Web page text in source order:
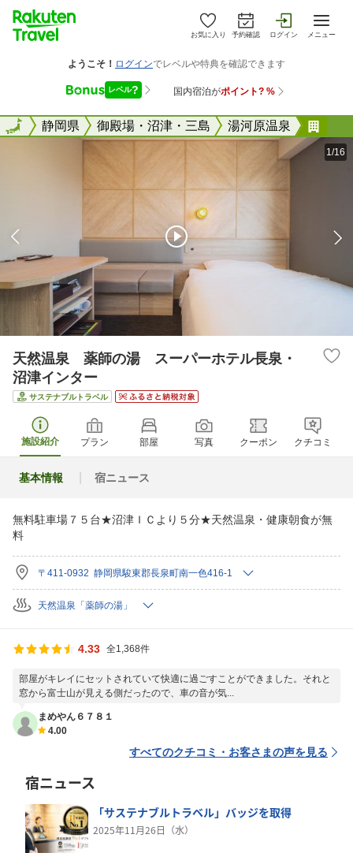
お気に入り 予約確認 ログイン メニュー
全国静岡県 御殿場・沼津・三島 湯河原温泉
全国
1/16
天然温泉 薬師の湯 スーパーホテル長泉・
沼津インター
サステナブルトラベル
施設紹介 プラン 部屋 写真 クーポン クチコミ
基本情報 宿ニュース
無料駐車場７５台★沼津ＩＣより５分★天然温泉・健康朝食が無
料
〒411-0932 静岡県駿東郡長泉町南一色416-1
天然温泉「薬師の湯」
4.33 全1,368件
部屋がキレイにセットされていて快適に過ごすことができました。それと
窓から富士山が見える側だったので、車の音が気...
まめやん６７８１
4.00
すべてのクチコミ・お客さまの声を見る
宿ニュース
「サステナブルトラベル」バッジを取得
2025年11月26日（水）